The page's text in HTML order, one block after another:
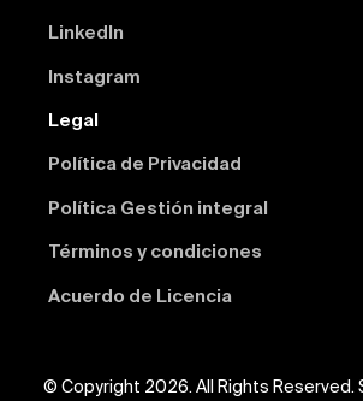
Linkedln
Instagram
Legal
Política de Privacidad
Política Gestión integral
Términos y condiciones
Acuerdo de Licencia
© Copyright 2026. All Rights Reserved.